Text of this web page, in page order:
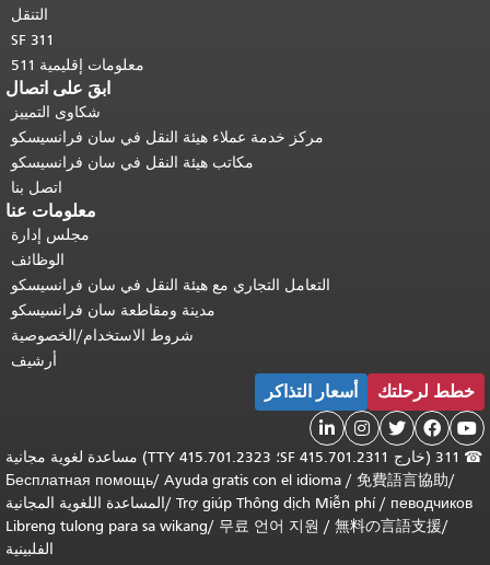
التنقل
SF 311
معلومات إقليمية 511
ابقَ على اتصال
شكاوى التمييز
مركز خدمة عملاء هيئة النقل في سان فرانسيسكو
مكاتب هيئة النقل في سان فرانسيسكو
اتصل بنا
معلومات عنا
مجلس إدارة
الوظائف
التعامل التجاري مع هيئة النقل في سان فرانسيسكو
مدينة ومقاطعة سان فرانسيسكو
شروط الاستخدام/الخصوصية
أرشيف
خطط لرحلتك أسعار التذاكر





311 (خارج SF 415.701.2311؛ TTY 415.701.2323) مساعدة لغوية مجانية
免費語言協助
/
Ayuda gratis con el idioma
/
Бесплатная помощь
певодчиков
/
Trợ giúp Thông dịch Miễn phí
/المساعدة اللغوية المجانية
無料の言語支援
/
무료 언어 지원
/
Libreng tulong para sa wikang
الفلبينية